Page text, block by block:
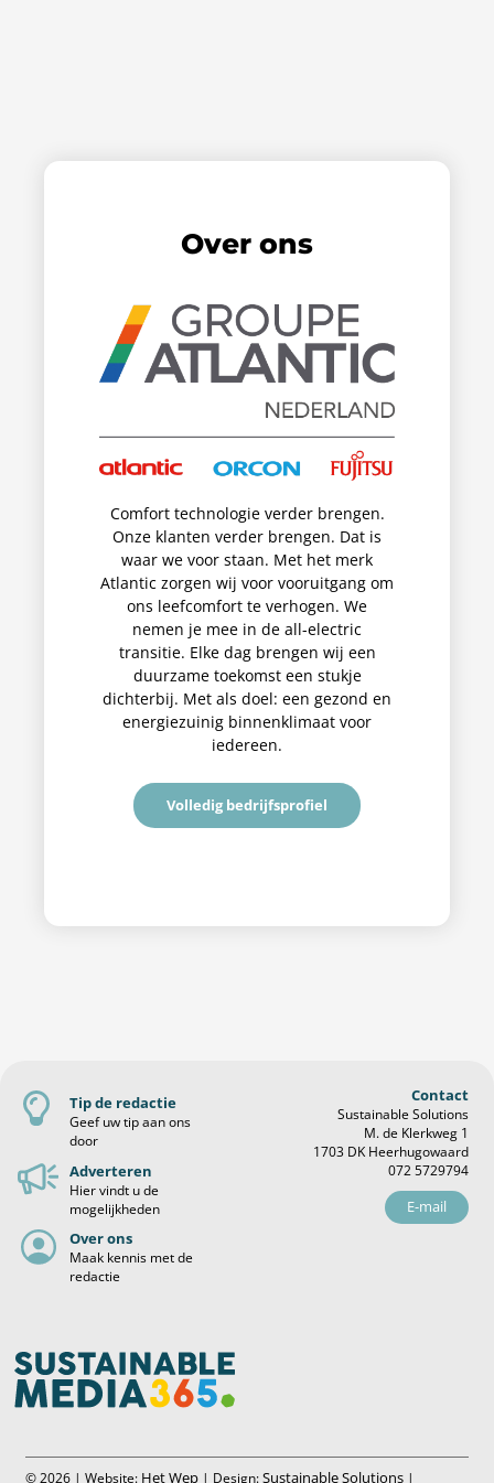
Over ons
Comfort technologie verder brengen.
Onze klanten verder brengen. Dat is
waar we voor staan. Met het merk
Atlantic zorgen wij voor vooruitgang om
ons leefcomfort te verhogen. We
nemen je mee in de all-electric
transitie. Elke dag brengen wij een
duurzame toekomst een stukje
dichterbij. Met als doel: een gezond en
energiezuinig binnenklimaat voor
iedereen.
Volledig bedrijfsprofiel
Tip de redactie
Geef uw tip aan ons
door
Adverteren
Hier vindt u de
mogelijkheden
Over ons
Maak kennis met de
redactie
Contact
Sustainable Solutions
M. de Klerkweg 1
1703 DK Heerhugowaard
072 5729794
E-mail
© 2026 | Website: Het Wep | Design:Sustainable Solutions |